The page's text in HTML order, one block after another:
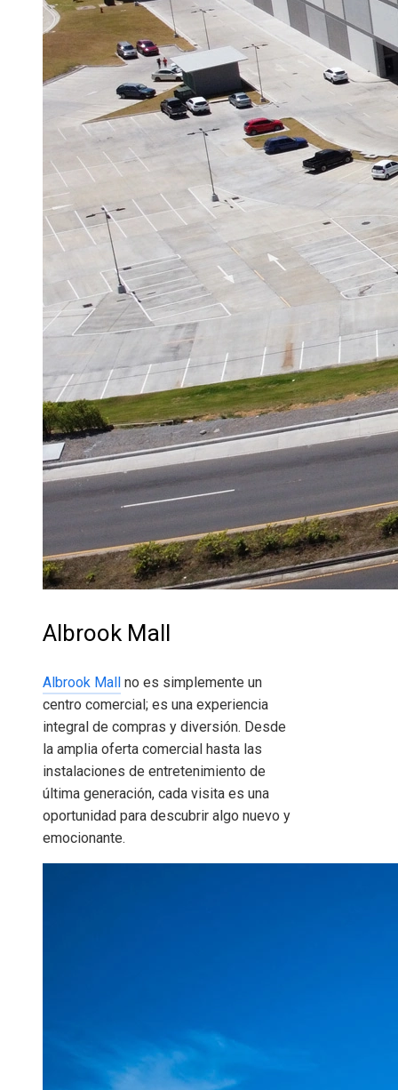
Albrook Mall
Albrook Mall
no es simplemente un
centro comercial; es una experiencia
integral de compras y diversión. Desde
la amplia oferta comercial hasta las
instalaciones de entretenimiento de
última generación, cada visita es una
oportunidad para descubrir algo nuevo y
emocionante.